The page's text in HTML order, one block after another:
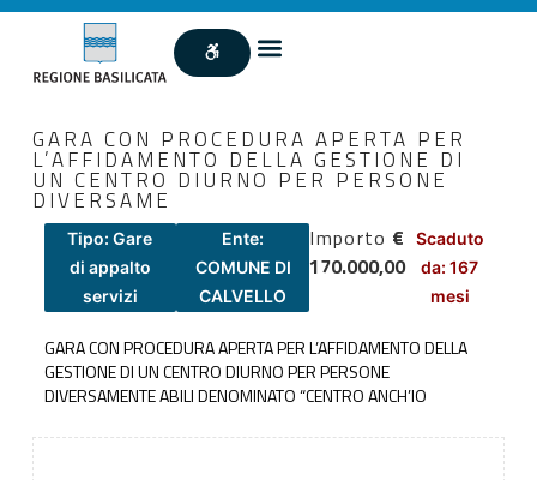
GARA CON PROCEDURA APERTA PER
L’AFFIDAMENTO DELLA GESTIONE DI
UN CENTRO DIURNO PER PERSONE
DIVERSAME
Tipo: Gare
di appalto
servizi
Ente:
COMUNE DI
CALVELLO
Importo €
170.000,00
Scaduto
da: 167
mesi
GARA CON PROCEDURA APERTA PER L’AFFIDAMENTO DELLA
GESTIONE DI UN CENTRO DIURNO PER PERSONE
DIVERSAMENTE ABILI DENOMINATO “CENTRO ANCH’IO